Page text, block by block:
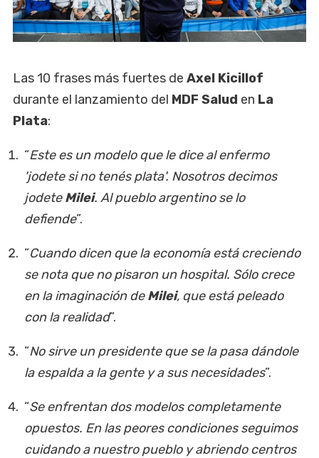
Las 10 frases más fuertes de Axel Kicillof
durante el lanzamiento del MDF Salud en La
Plata:
“Este es un modelo que le dice al enfermo
'jodete si no tenés plata'. Nosotros decimos
jodeteMilei. Al pueblo argentino se lo
defiende”.
“Cuando dicen que la economía está creciendo
se nota que no pisaron un hospital. Sólo crece
en la imaginación deMilei, que está peleado
con la realidad”.
“No sirve un presidente que se la pasa dándole
la espalda a la gente y a sus necesidades”.
“Se enfrentan dos modelos completamente
opuestos. En las peores condiciones seguimos
cuidando a nuestro pueblo y abriendo centros